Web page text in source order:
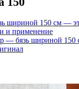
шириной 150 см —
и применение
— бязь шириной 150